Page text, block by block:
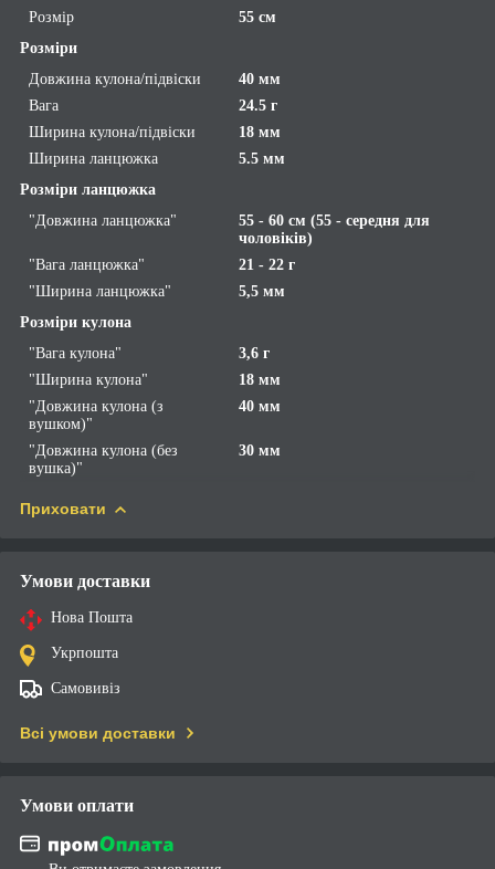
Розмір
55 см
Розміри
Довжина кулона/підвіски
40 мм
Вага
24.5 г
Ширина кулона/підвіски
18 мм
Ширина ланцюжка
5.5 мм
Розміри ланцюжка
"Довжина ланцюжка"
55 - 60 см (55 - середня для
чоловіків)
"Вага ланцюжка"
21 - 22 г
"Ширина ланцюжка"
5,5 мм
Розміри кулона
"Вага кулона"
3,6 г
"Ширина кулона"
18 мм
"Довжина кулона (з
вушком)"
40 мм
"Довжина кулона (без
вушка)"
30 мм
Приховати
Умови доставки
Нова Пошта
Укрпошта
Самовивіз
Всі умови доставки
Умови оплати